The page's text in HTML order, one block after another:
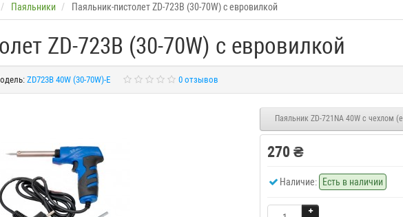
Паяльники Паяльник-пистолет ZD-723B (30-70W) с евровилкой
ZD-723B (30-70W) с евровилкой
ZD723B 40W (30-70W)-E 0 отзывов
Паяльник ZD-721NA 40W с чехлом
270 ₴
Наличие: Есть в наличии